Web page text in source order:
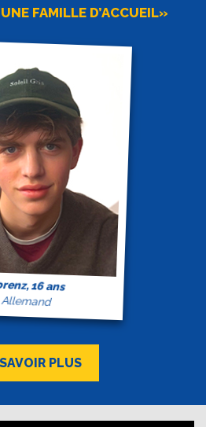
FAMILLE D’ACCUEIL»
16 ans
Allemand
PLUS